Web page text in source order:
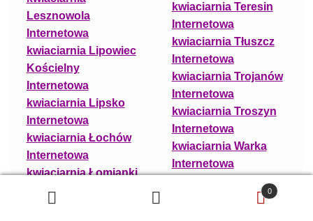
Lesznowola
Internetowa
kwiaciarnia Lipowiec
Kościelny
Internetowa
kwiaciarnia Lipsko
Internetowa
kwiaciarnia Łochów
Internetowa
kwiaciarnia Łomianki
Internetowa
kwiaciarnia Łosice
kwiaciarnia Teresin
Internetowa
kwiaciarnia Tłuszcz
Internetowa
kwiaciarnia Trojanów
Internetowa
kwiaciarnia Troszyn
Internetowa
kwiaciarnia Warka
Internetowa
0